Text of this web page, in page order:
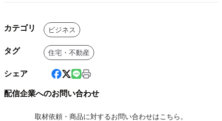
カテゴリ ビジネス
タグ 住宅・不動産
シェア
配信企業へのお問い合わせ
取材依頼・商品に対するお問い合わせはこちら。